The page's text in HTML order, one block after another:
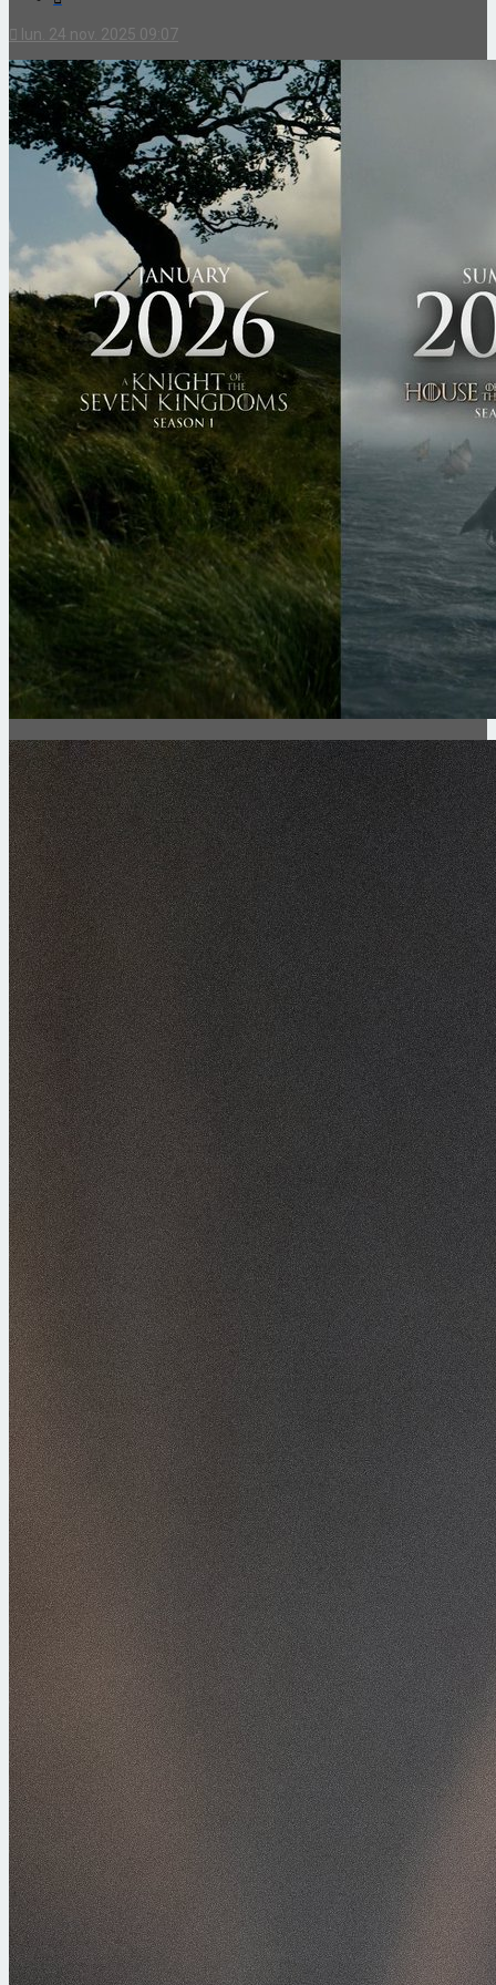
lun. 24 nov. 2025 09:07